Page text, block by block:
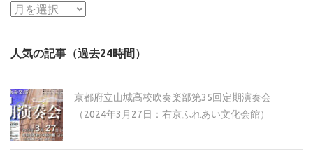
ア
イ
人気の記事（過去24時間）
京都府立山城高校吹奏楽部第35回定期演奏会
（2024年3月27日：右京ふれあい文化会館）